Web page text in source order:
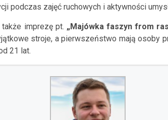
podczas zajęć ruchowych i aktywności
imprezę pt. „Majówka faszyn from
stroje, a pierwszeństwo mają osoby
21 lat.